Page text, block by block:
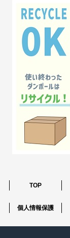
TOP
個人情報保護